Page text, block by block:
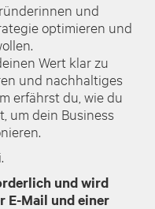
und
optimieren und
Wert klar zu
und nachhaltiges
erfährst du, wie du
um dein Business
und wird
E-Mail und einer